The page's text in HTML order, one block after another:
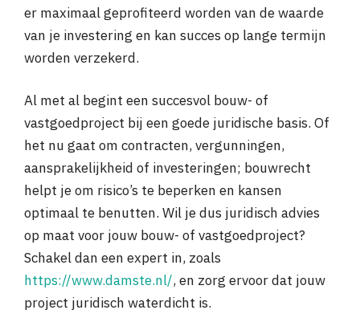
er maximaal geprofiteerd worden van de waarde
van je investering en kan succes op lange termijn
worden verzekerd.
Al met al begint een succesvol bouw- of
vastgoedproject bij een goede juridische basis. Of
het nu gaat om contracten, vergunningen,
aansprakelijkheid of investeringen; bouwrecht
helpt je om risico’s te beperken en kansen
optimaal te benutten. Wil je dus juridisch advies
op maat voor jouw bouw- of vastgoedproject?
Schakel dan een expert in, zoals
https://www.damste.nl/, en zorg ervoor dat jouw
project juridisch waterdicht is.